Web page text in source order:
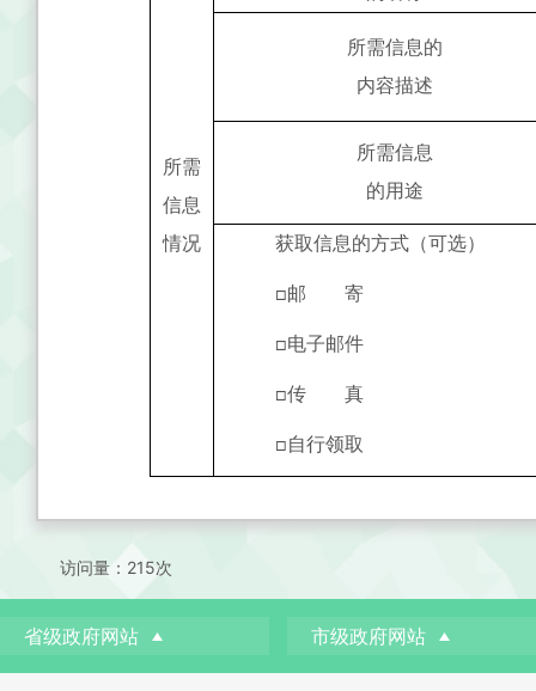
所需
信息
情况
所需信息的
内容描述
所需信息
的用途
获取信息的方式（可选）
□邮 寄
□电子邮件
□传 真
□自行领取
访问量： 215次
省级政府网站 市级政府网站